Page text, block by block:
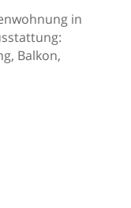
in
Balkon,